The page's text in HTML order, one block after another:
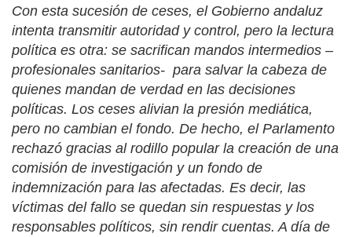
Con esta sucesión de ceses, el Gobierno andaluz
intenta transmitir autoridad y control, pero la lectura
política es otra: se sacrifican mandos intermedios –
profesionales sanitarios- para salvar la cabeza de
quienes mandan de verdad en las decisiones
políticas. Los ceses alivian la presión mediática,
pero no cambian el fondo. De hecho, el Parlamento
rechazó gracias al rodillo popular la creación de una
comisión de investigación y un fondo de
indemnización para las afectadas. Es decir, las
víctimas del fallo se quedan sin respuestas y los
responsables políticos, sin rendir cuentas. A día de